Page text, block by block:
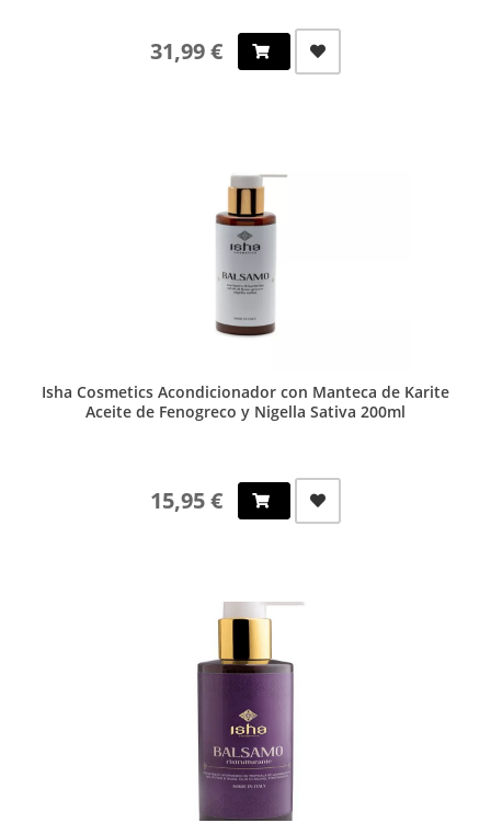
31,99 €
Isha Cosmetics Acondicionador con Manteca de Karite
Aceite de Fenogreco y Nigella Sativa 200ml
15,95 €